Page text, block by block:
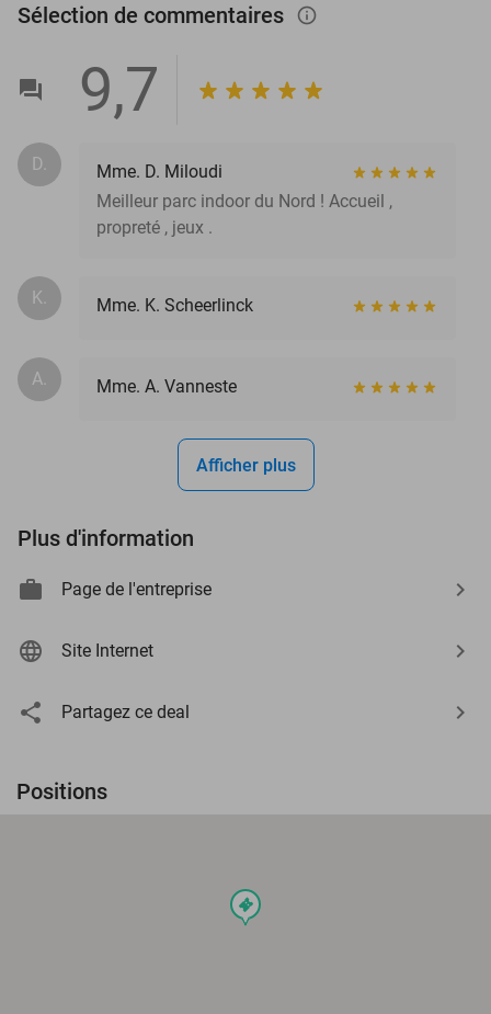
Sélection de commentaires info_outlined
9,7
D.
Mme. D. Miloudi
Meilleur parc indoor du Nord ! Accueil ,
propreté , jeux .
K. Mme. K. Scheerlinck
A. Mme. A. Vanneste
Afficher plus
Plus d'information
Page de l'entreprise
Site Internet
Partagez ce deal
Positions
events